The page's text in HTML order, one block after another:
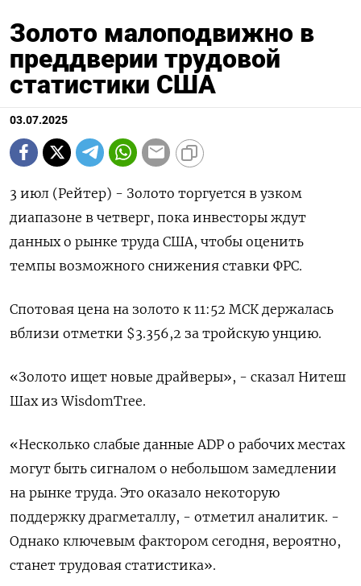
Золото малоподвижно в
преддверии трудовой
статистики США
03.07.2025
3 июл (Рейтер) - Золото торгуется в узком
диапазоне в четверг, пока инвесторы ждут
данных о рынке труда США, чтобы оценить
темпы возможного снижения ставки ФРС.
Спотовая цена на золото к 11:52 МСК держалась
вблизи отметки $3.356,2​ за тройскую унцию.
«Золото ищет новые драйверы», - сказал Нитеш
Шах из WisdomTree.
«Несколько слабые данные ADP о рабочих местах
могут быть сигналом о небольшом замедлении
на рынке труда. Это оказало некоторую
поддержку драгметаллу, - отметил аналитик. -
Однако ключевым фактором сегодня, вероятно,
станет трудовая статистика».